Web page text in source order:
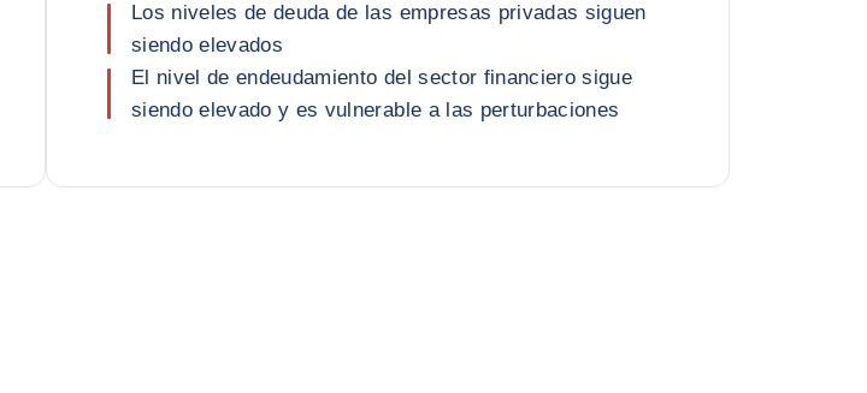
Los niveles de deuda de las empresas privadas siguen
siendo elevados
El nivel de endeudamiento del sector financiero sigue
siendo elevado y es vulnerable a las perturbaciones